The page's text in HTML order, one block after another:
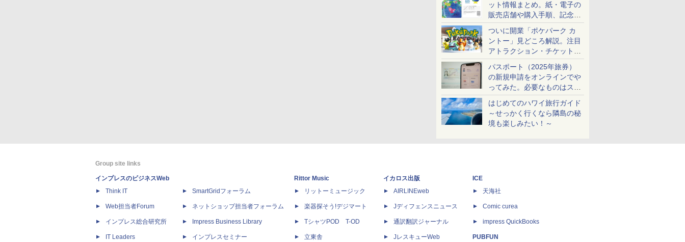
ット情報まとめ。紙・電子の
販売店舗や購入手順、記念チ
ケットも解説
ついに開業「ポケパーク カ
ントー」見どころ解説。注目
アトラクション・チケット手
配・来場前に必要な準備は？
パスポート（2025年旅券）
の新規申請をオンラインでや
ってみた。必要なものはスマ
ホとマイナカードのみ
はじめてのハワイ旅行ガイド
～せっかく行くなら隣島の秘
境も楽しみたい！～
Group site links
インプレスのビジネスWeb
Think IT
Web担当者Forum
インプレス総合研究所
IT Leaders
SmartGridフォーラム
ネットショップ担当者フォーラム
Impress Business Library
インプレスセミナー
Rittor Music
リットーミュージック
楽器探そう!デジマート
TシャツPOD T-OD
立東舎
イカロス出版
AIRLINEweb
Jディフェンスニュース
通訳翻訳ジャーナル
JレスキューWeb
ICE
天海社
Comic curea
impress QuickBooks
PUBFUN